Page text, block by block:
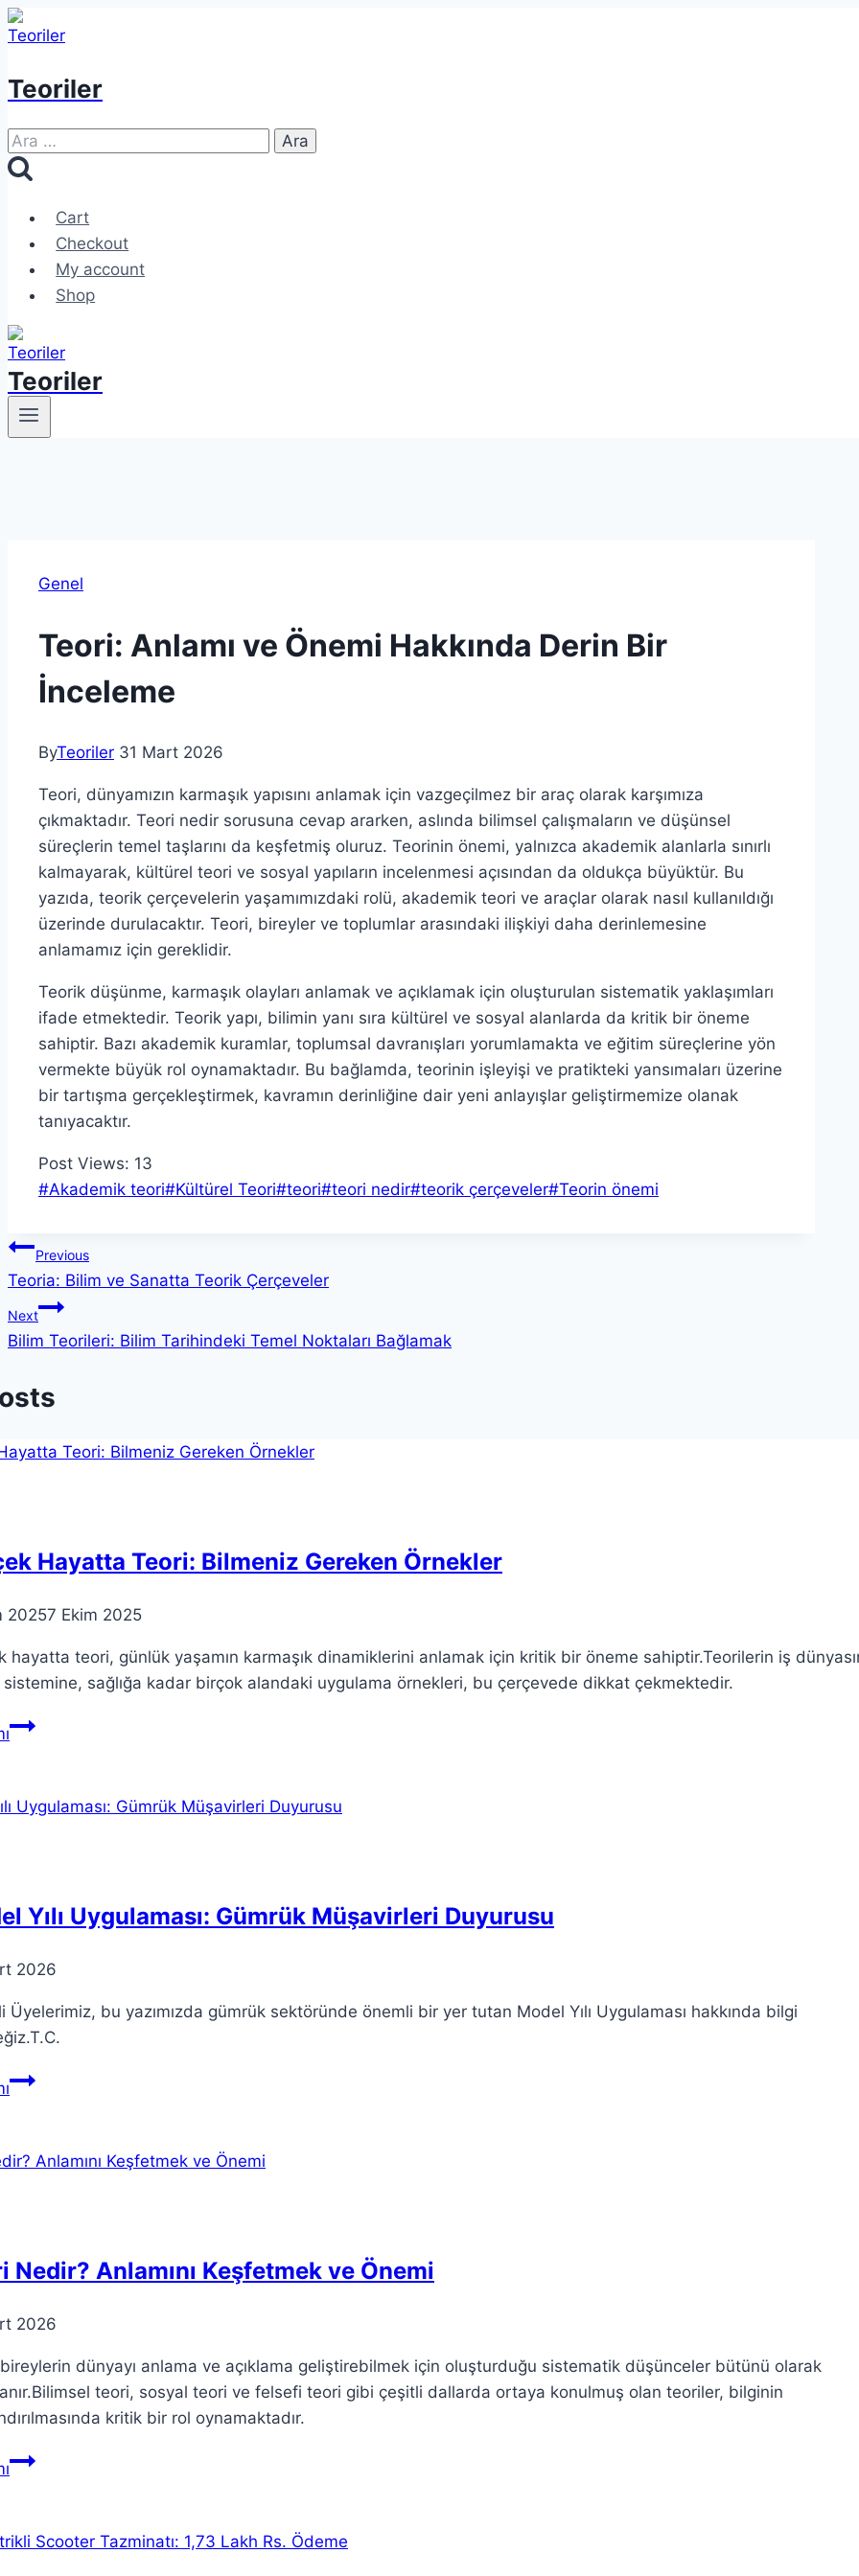
Skip
to
Teoriler
Arama:
Cart
Checkout
My account
Shop
Teoriler
Genel
Teori: Anlamı ve Önemi Hakkında Derin Bir
İnceleme
ByTeoriler 31 Mart 2026
Teori, dünyamızın karmaşık yapısını anlamak için vazgeçilmez bir araç olarak karşımıza
çıkmaktadır. Teori nedir sorusuna cevap ararken, aslında bilimsel çalışmaların ve düşünsel
süreçlerin temel taşlarını da keşfetmiş oluruz. Teorinin önemi, yalnızca akademik alanlarla sınırlı
kalmayarak, kültürel teori ve sosyal yapıların incelenmesi açısından da oldukça büyüktür. Bu
yazıda, teorik çerçevelerin yaşamımızdaki rolü, akademik teori ve araçlar olarak nasıl kullanıldığı
üzerinde durulacaktır. Teori, bireyler ve toplumlar arasındaki ilişkiyi daha derinlemesine
anlamamız için gereklidir.
Teorik düşünme, karmaşık olayları anlamak ve açıklamak için oluşturulan sistematik yaklaşımları
ifade etmektedir. Teorik yapı, bilimin yanı sıra kültürel ve sosyal alanlarda da kritik bir öneme
sahiptir. Bazı akademik kuramlar, toplumsal davranışları yorumlamakta ve eğitim süreçlerine yön
vermekte büyük rol oynamaktadır. Bu bağlamda, teorinin işleyişi ve pratikteki yansımaları üzerine
bir tartışma gerçekleştirmek, kavramın derinliğine dair yeni anlayışlar geliştirmemize olanak
tanıyacaktır.
Post Views: 13
Post
#Akademik teori#Kültürel Teori#teori#teori nedir#teorik çerçeveler#Teorin önemi
Yazı
gezinmesi
Previous
Teoria: Bilim ve Sanatta Teorik Çerçeveler
Next
Bilim Teorileri: Bilim Tarihindeki Temel Noktaları Bağlamak
Hayatta Teori: Bilmeniz Gereken Örnekler
20257 Ekim 2025
hayatta teori, günlük yaşamın karmaşık dinamiklerini anlamak için kritik bir öneme sahiptir.Teorilerin iş
sağlığa kadar birçok alandaki uygulama örnekleri, bu çerçevede dikkat çekmektedir.
Gerçek
Bilmeniz
Yılı Uygulaması: Gümrük Müşavirleri Duyurusu
2026
Üyelerimiz, bu yazımızda gümrük sektöründe önemli bir yer tutan Model Yılı Uygulaması hakkında bilgi
Model
Gümrük
Nedir? Anlamını Keşfetmek ve Önemi
2026
dünyayı anlama ve açıklama geliştirebilmek için oluşturduğu sistematik düşünceler bütünü olarak
teori, sosyal teori ve felsefi teori gibi çeşitli dallarda ortaya konulmuş olan teoriler, bilginin
kritik bir rol oynamaktadır.
Teori
Keşfetmek